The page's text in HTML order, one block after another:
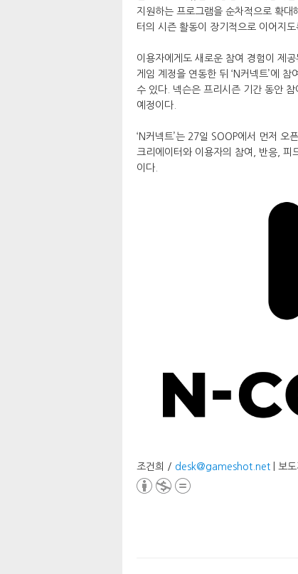
지원하는 프로그램을 순차적으로 확대
터의 시즌 활동이 장기적으로 이어지도
이용자에게도 새로운 참여 경험이 제
게임 계정을 연동한 뒤 ‘N커넥트’에
수 있다. 넥슨은 프리시즌 기간 동안
예정이다.
‘N커넥트’는 27일 SOOP에서 먼저
크리에이터와 이용자의 참여, 반응, 피
이다.​
조건희 / desk@gameshot.net | 보